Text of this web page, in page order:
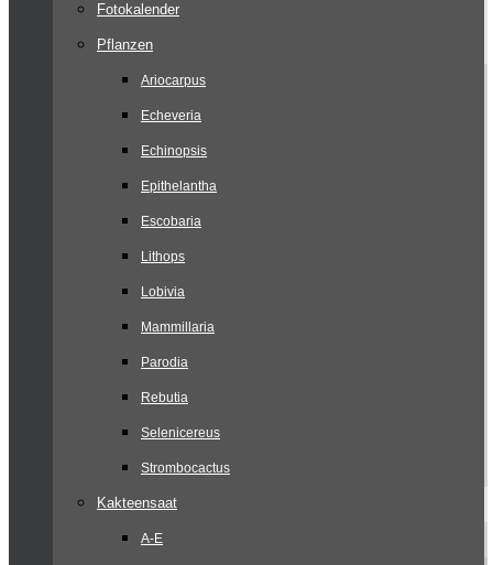
Fotokalender
Pflanzen
Ariocarpus
Echeveria
Echinopsis
Epithelantha
Escobaria
Lithops
Lobivia
Mammillaria
Parodia
Rebutia
Selenicereus
Strombocactus
Kakteensaat
A-E